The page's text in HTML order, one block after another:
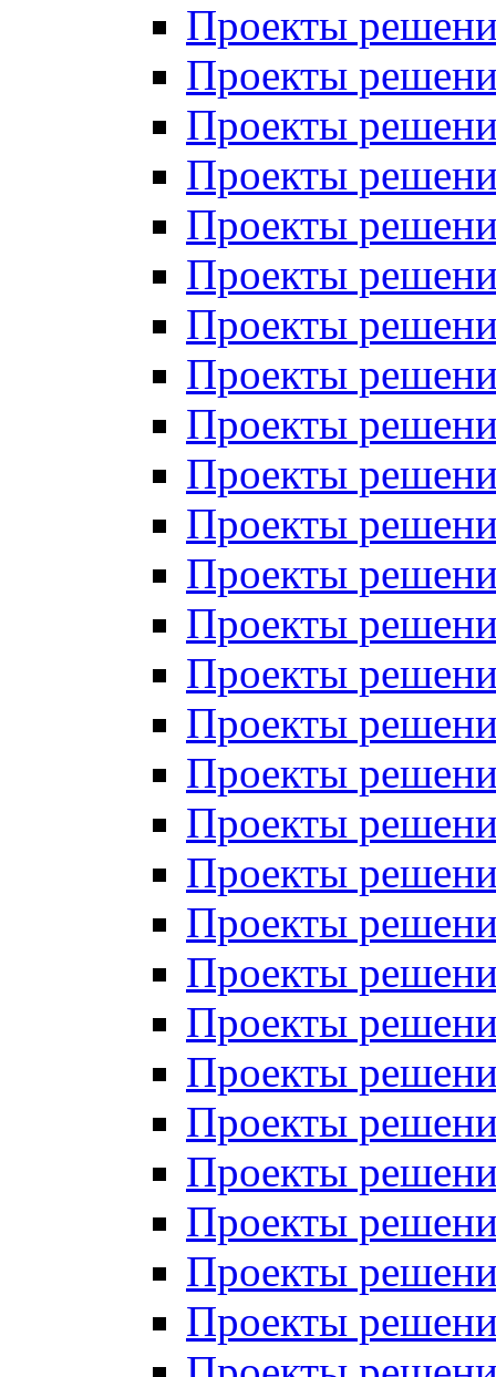
Проекты
Проекты
Проекты
Проекты
Проекты
Проекты
Проекты
Проекты
Проекты
Проекты
Проекты
Проекты
Проекты
Проекты
Проекты
Проекты
Проекты
Проекты
Проекты
Проекты
Проекты
Проекты
Проекты
Проекты
Проекты
Проекты
Проекты